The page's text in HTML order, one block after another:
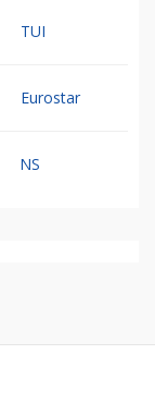
TUI
Eurostar
NS